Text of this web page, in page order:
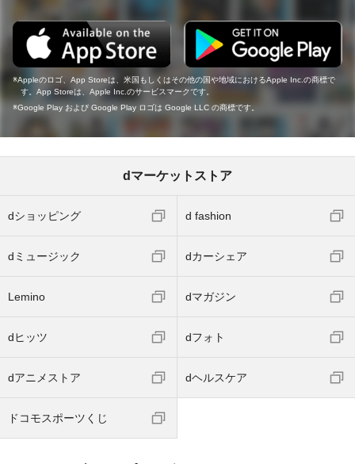
Appleのロゴ、App Storeは、米国もしくはその他の国や地域におけるApple Inc.の商標で
す。App Storeは、Apple Inc.のサービスマークです。
Google Play および Google Play ロゴは Google LLC の商標です。
dマーケットストア
dショッピング d fashion
dミュージック dカーシェア
Lemino dマガジン
dヒッツ dフォト
dアニメストア dヘルスケア
ドコモスポーツくじ